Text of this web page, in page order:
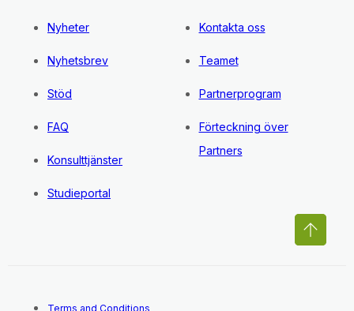
Nyheter
Nyhetsbrev
Stöd
FAQ
Konsulttjänster
Studieportal
Kontakta oss
Teamet
Partnerprogram
Förteckning över
Partners
Terms and Conditions